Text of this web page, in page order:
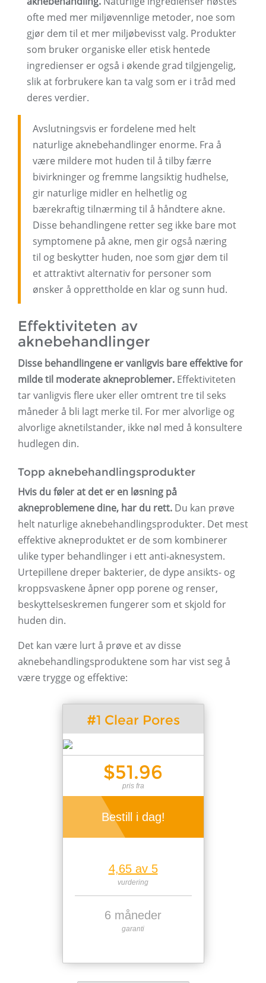
ofte med mer miljøvennlige metoder, noe som
gjør dem til et mer miljøbevisst valg. Produkter
som bruker organiske eller etisk hentede
ingredienser er også i økende grad tilgjengelig,
slik at forbrukere kan ta valg som er i tråd med
deres verdier.
Avslutningsvis er fordelene med helt
naturlige aknebehandlinger enorme. Fra å
være mildere mot huden til å tilby færre
bivirkninger og fremme langsiktig hudhelse,
gir naturlige midler en helhetlig og
bærekraftig tilnærming til å håndtere akne.
Disse behandlingene retter seg ikke bare mot
symptomene på akne, men gir også næring
til og beskytter huden, noe som gjør dem til
et attraktivt alternativ for personer som
ønsker å opprettholde en klar og sunn hud.
Effektiviteten av
aknebehandlinger
Disse behandlingene er vanligvis bare effektive for
milde til moderate akneproblemer. Effektiviteten
tar vanligvis flere uker eller omtrent tre til seks
måneder å bli lagt merke til. For mer alvorlige og
alvorlige aknetilstander, ikke nøl med å konsultere
hudlegen din.
Topp aknebehandlingsprodukter
Hvis du føler at det er en løsning på
akneproblemene dine, har du rett. Du kan prøve
helt naturlige aknebehandlingsprodukter. Det mest
effektive akneproduktet er de som kombinerer
ulike typer behandlinger i ett anti-aknesystem.
Urtepillene dreper bakterier, de dype ansikts- og
kroppsvaskene åpner opp porene og renser,
beskyttelseskremen fungerer som et skjold for
huden din.
Det kan være lurt å prøve et av disse
aknebehandlingsproduktene som har vist seg å
være trygge og effektive:
#1 Clear Pores
$51.96
pris fra
Bestill i dag!
4,65 av 5
vurdering
6 måneder
garanti